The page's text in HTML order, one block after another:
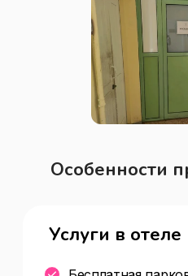
Особенности
Услуги в отеле